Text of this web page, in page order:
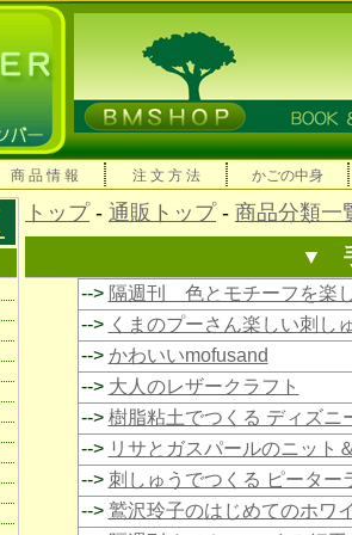
商 品 情 報 注 文 方 法 かごの中身
トップ- 通販トップ- 商品分類一
▼
--> 隔週刊 色とモチーフを楽
--> くまのプーさん楽しい刺し
--> かわいいmofusand
--> 大人のレザークラフト
--> 樹脂粘土でつくる ディズニ
--> リサとガスパールのニット
--> 刺しゅうでつくる ピーター
--> 鷲沢玲子のはじめてのホワ